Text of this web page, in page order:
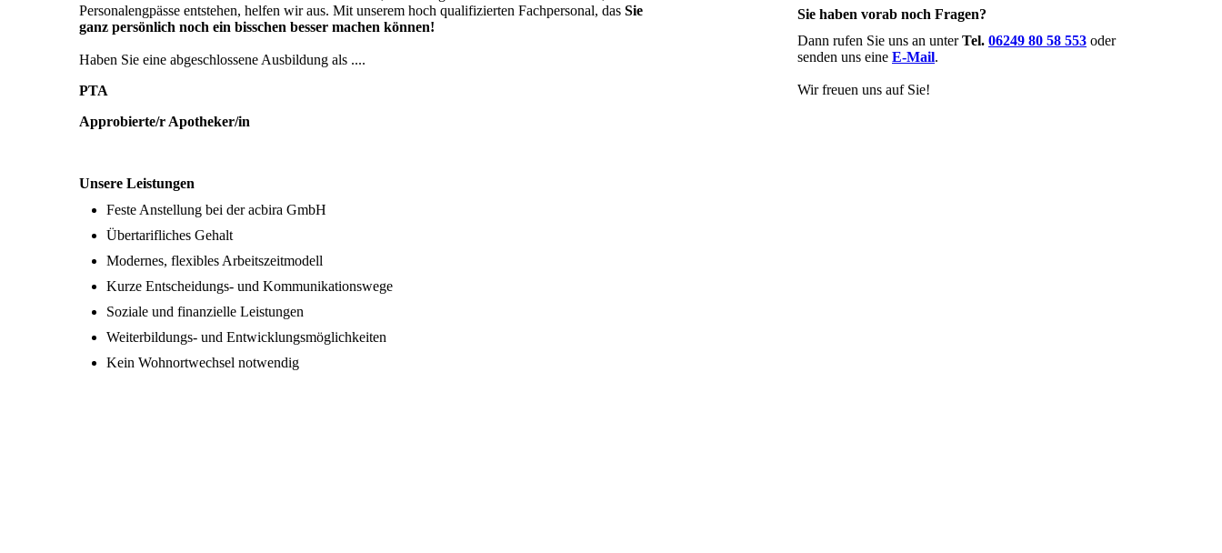
Personalengpässe entstehen, helfen wir aus. Mit unserem hoch qualifizierten Fachpersonal, das Sie
ganz persönlich noch ein bisschen besser machen können!
Haben Sie eine abgeschlossene Ausbildung als ....
PTA
Approbierte/r Apotheker/in
Sie haben vorab noch Fragen?
Dann rufen Sie uns an unterTel. 06249 80 58 553 oder
senden uns eine E-Mail.
Wir freuen uns auf Sie!
Unsere Leistungen
Feste Anstellung bei der acbira GmbH
Übertarifliches Gehalt
Modernes, flexibles Arbeitszeitmodell
Kurze Entscheidungs- und Kommunikationswege
Soziale und finanzielle Leistungen
Weiterbildungs- und Entwicklungsmöglichkeiten
Kein Wohnortwechsel notwendig